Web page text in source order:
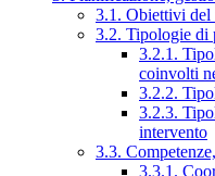
3.1. Obiettivi del
3.2. Tipologie di
3.2.1.
coinvolti
3.2.2.
3.2.3.
intervento
3.3.
3.3.1.